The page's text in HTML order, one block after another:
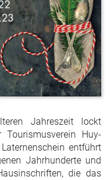
Jahreszeit lockt
Huy-
entführt
Jahrhunderte und
die das